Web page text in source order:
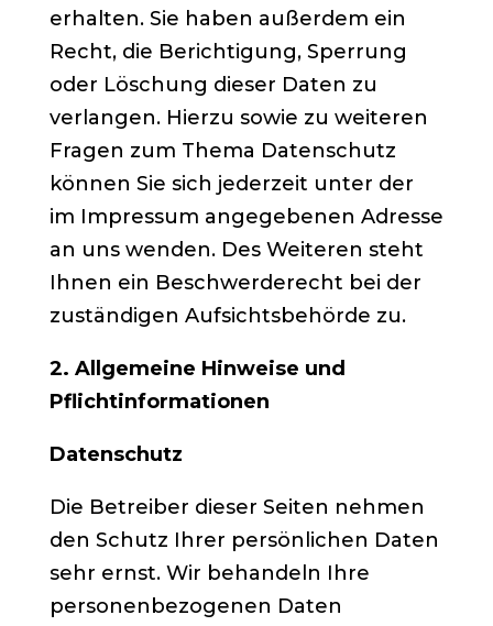
erhalten. Sie haben außerdem ein
Recht, die Berichtigung, Sperrung
oder Löschung dieser Daten zu
verlangen. Hierzu sowie zu weiteren
Fragen zum Thema Datenschutz
können Sie sich jederzeit unter der
im Impressum angegebenen Adresse
an uns wenden. Des Weiteren steht
Ihnen ein Beschwerderecht bei der
zuständigen Aufsichtsbehörde zu.
2. Allgemeine Hinweise und
Pflichtinformationen
Datenschutz
Die Betreiber dieser Seiten nehmen
den Schutz Ihrer persönlichen Daten
sehr ernst. Wir behandeln Ihre
personenbezogenen Daten